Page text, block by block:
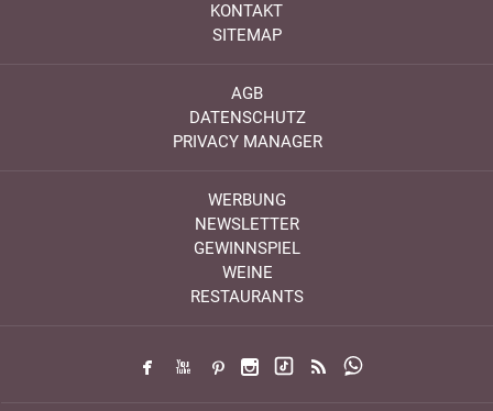
KONTAKT
SITEMAP
AGB
DATENSCHUTZ
PRIVACY MANAGER
WERBUNG
NEWSLETTER
GEWINNSPIEL
WEINE
RESTAURANTS